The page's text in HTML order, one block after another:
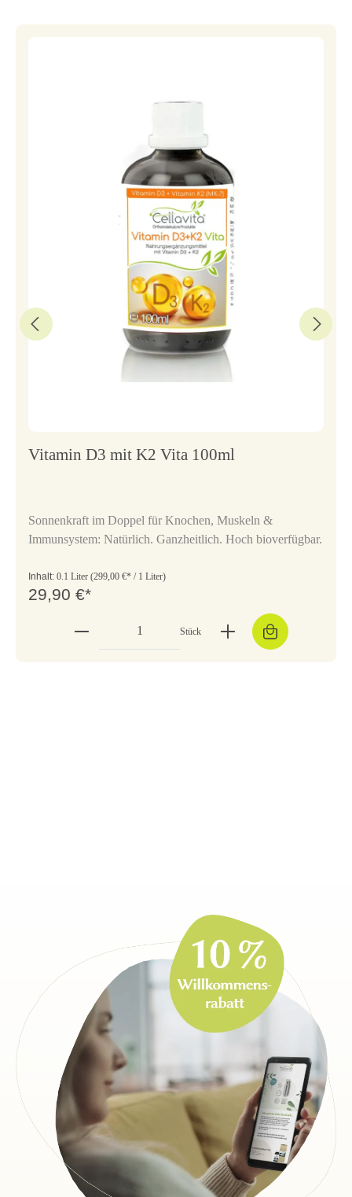
Vitamin D3 mit K2 Vita 100ml
Sonnenkraft im Doppel für Knochen, Muskeln &
Immunsystem: Natürlich. Ganzheitlich. Hoch bioverfügbar.
Inhalt: 0.1 Liter (299,00 €* / 1 Liter)
29,90 €*
Stück